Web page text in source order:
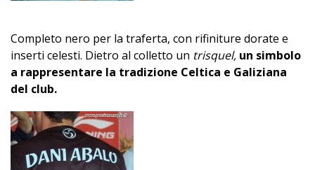
Completo nero per la traferta, con rifiniture dorate e
inserti celesti. Dietro al colletto un trisquel, un simbolo
a rappresentare la tradizione Celtica e Galiziana
del club.